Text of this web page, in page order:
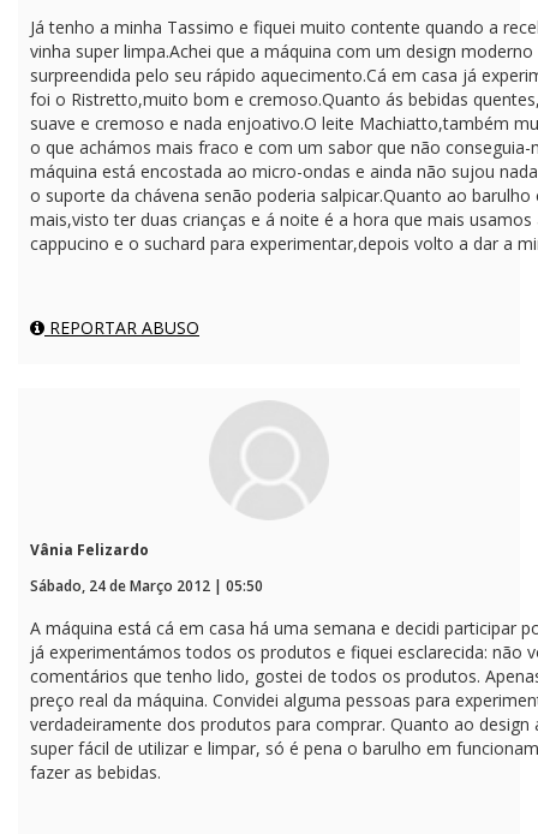
Já tenho a minha Tassimo e fiquei muito contente quando a
vinha super limpa.Achei que a máquina com um design
surpreendida pelo seu rápido aquecimento.Cá em casa já
foi o Ristretto,muito bom e cremoso.Quanto ás bebidas
suave e cremoso e nada enjoativo.O leite Machiatto,também
o que achámos mais fraco e com um sabor que não
máquina está encostada ao micro-ondas e ainda não sujou
o suporte da chávena senão poderia salpicar.Quanto ao
mais,visto ter duas crianças e á noite é a hora que mais
cappucino e o suchard para experimentar,depois volto a dar a
REPORTAR ABUSO
Vânia Felizardo
Sábado, 24 de Março 2012 | 05:50
A máquina está cá em casa há uma semana e decidi participar
já experimentámos todos os produtos e fiquei esclarecida: não
comentários que tenho lido, gostei de todos os produtos.
preço real da máquina. Convidei alguma pessoas para
verdadeiramente dos produtos para comprar. Quanto ao
super fácil de utilizar e limpar, só é pena o barulho em
fazer as bebidas.